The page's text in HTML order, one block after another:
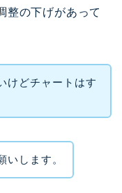
整の下げがあって
けどチャートはす
します。